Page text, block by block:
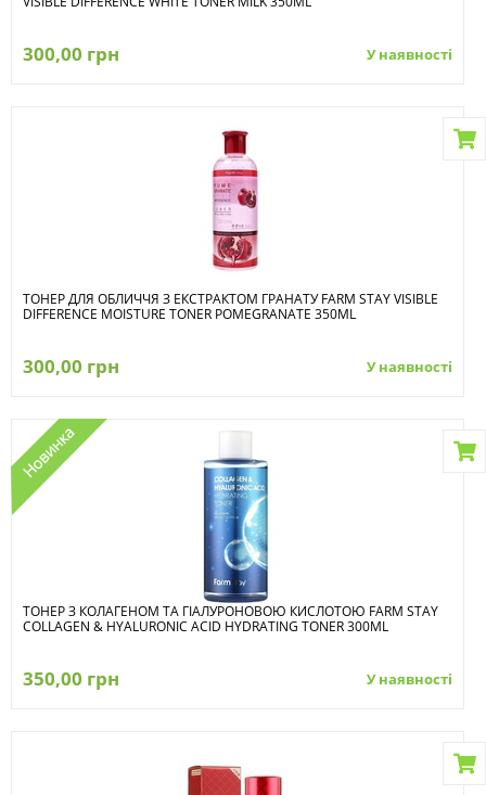
300,00 грн У наявності
ТОНЕР ДЛЯ ОБЛИЧЧЯ З ЕКСТРАКТОМ ГРАНАТУ FARM STAY VISIBLE
DIFFERENCE MOISTURE TONER POMEGRANATE 350ML
300,00 грн У наявності
ТОНЕР З КОЛАГЕНОМ ТА ГІАЛУРОНОВОЮ КИСЛОТОЮ FARM STAY
COLLAGEN & HYALURONIC ACID HYDRATING TONER 300ML
350,00 грн У наявності